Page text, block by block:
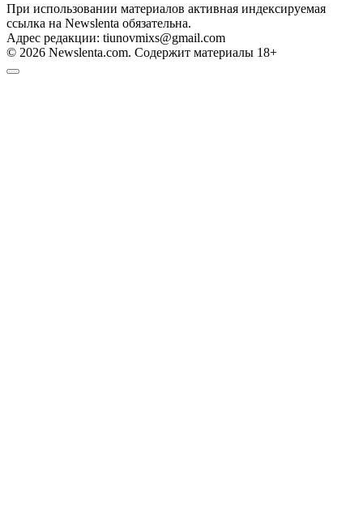
При использовании материалов активная индексируемая
ссылка на Newslenta обязательна.
Адрес редакции: tiunovmixs@gmail.com
© 2026 Newslenta.com. Содержит материалы 18+